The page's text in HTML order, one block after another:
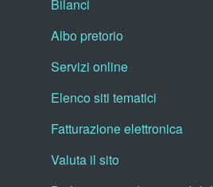
Bilanci
Albo pretorio
Servizi online
Elenco siti tematici
Fatturazione elettronica
Valuta il sito